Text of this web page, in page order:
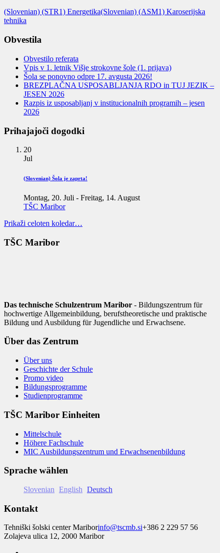
(Slovenian) (STR1) Energetika(Slovenian) (ASM1) Karoserijska
tehnika
Obvestila
Obvestilo referata
Vpis v 1. letnik Višje strokovne šole (1. prijava)
Šola se ponovno odpre 17. avgusta 2026!
BREZPLAČNA USPOSABLJANJA RDO in TUJ JEZIK –
JESEN 2026
Razpis iz usposabljanj v institucionalnih programih – jesen
2026
Prihajajoči dogodki
20
Jul
(Slovenian) Šola je zaprta!
Montag, 20. Juli - Freitag, 14. August
TŠC Maribor
Prikaži celoten koledar…
TŠC Maribor
Das technische Schulzentrum Maribor - Bildungszentrum für
hochwertige Allgemeinbildung, berufstheoretische und praktische
Bildung und Ausbildung für Jugendliche und Erwachsene.
Über das Zentrum
Über uns
Geschichte der Schule
Promo video
Bildungsprogramme
Studienprogramme
TŠC Maribor Einheiten
Mittelschule
Höhere Fachschule
MIC Ausbildungszentrum und Erwachsenenbildung
Sprache wählen
Slovenian English Deutsch
Kontakt
Tehniški šolski center Mariborinfo@tscmb.si+386 2 229 57 56
Zolajeva ulica 12, 2000 Maribor